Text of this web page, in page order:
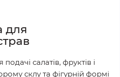
для
салатів, фруктів і
склу та фігурній формі